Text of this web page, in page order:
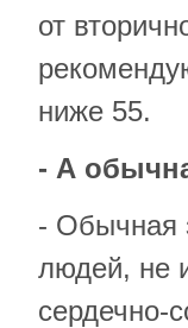
от
ниже 55.
- А
- Обычная
людей, не
сердечно-